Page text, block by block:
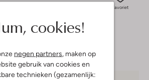
cookies!
negen partners, maken op
gebruik van cookies en
technieken (gezamenlijk:
Favoriet
van onze 37 boutiques